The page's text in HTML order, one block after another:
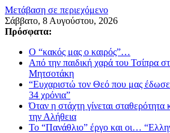
Μετάβαση σε περιεχόμενο
Σάββατο, 8 Αυγούστου, 2026
Πρόσφατα:
Ο “κακός μας ο καιρός”…
Από την παιδική χαρά του Τσίπρα
Μητσοτάκη
“Ευχαριστώ τον Θεό που μας
34 χρόνια”
Όταν η στάχτη γίνεται
την Αλήθεια
Το “Πανάθλιο” έργο και οι…